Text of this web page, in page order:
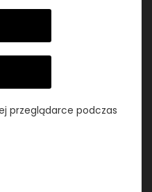
przeglądarce podczas